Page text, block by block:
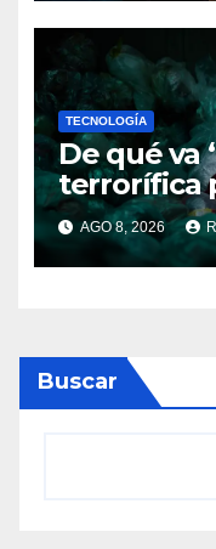
TECNOLOGÍA
De qué va
terrorífica
que
AGO 8, 2026
Buscar